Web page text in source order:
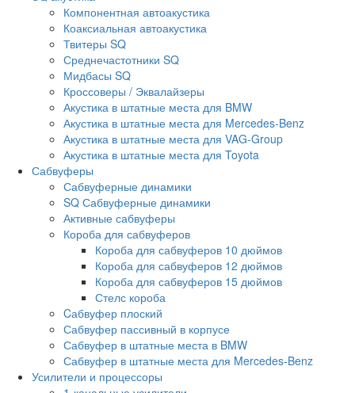
Компонентная автоакустика
Коаксиальная автоакустика
Твитеры SQ
Среднечастотники SQ
Мидбасы SQ
Кроссоверы / Эквалайзеры
Акустика в штатные места для BMW
Акустика в штатные места для Mercedes-Benz
Акустика в штатные места для VAG-Group
Акустика в штатные места для Toyota
Сабвуферы
Сабвуферные динамики
SQ Сабвуферные динамики
Активные сабвуферы
Короба для сабвуферов
Короба для сабвуферов 10 дюймов
Короба для сабвуферов 12 дюймов
Короба для сабвуферов 15 дюймов
Стелс короба
Cабвуфер плоский
Сабвуфер пассивный в корпусе
Сабвуфер в штатные места в BMW
Сабвуфер в штатные места для Mercedes-Benz
Усилители и процессоры